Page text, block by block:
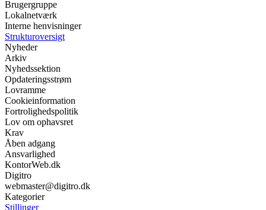
Brugergruppe
Lokalnetværk
Interne henvisninger
Strukturoversigt
Nyheder
Arkiv
Nyhedssektion
Opdateringsstrøm
Lovramme
Cookieinformation
Fortrolighedspolitik
Lov om ophavsret
Krav
Åben adgang
Ansvarlighed
KontorWeb.dk
Digitro
webmaster@digitro.dk
Kategorier
Stillinger